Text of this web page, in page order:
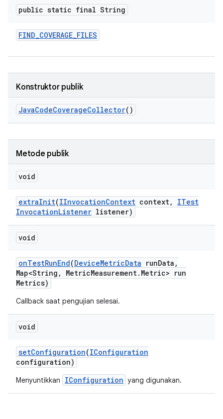
public static final String
FIND_COVERAGE_FILES
Konstruktor publik
JavaCodeCoverageCollector()
Metode publik
void
extraInit(IInvocationContext context,
ITest
InvocationListener listener)
void
onTestRunEnd(DeviceMetricData runData ,
Map<String , MetricMeasurement. Metric> run
Metrics)
Callback saat pengujian selesai.
void
setConfiguration(IConfiguration
configuration)
Menyuntikkan IConfiguration yang digunakan.